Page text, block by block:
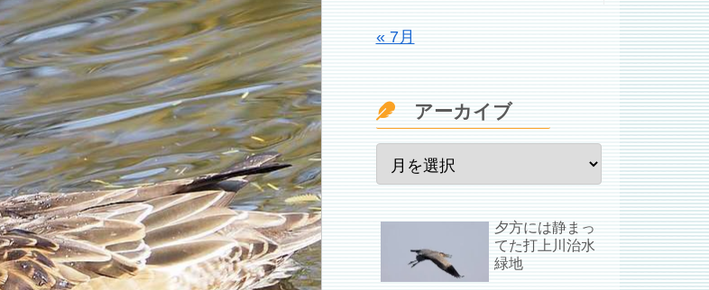
« 7月
アーカイブ
夕方には静まっ
てた打上川治水
緑地